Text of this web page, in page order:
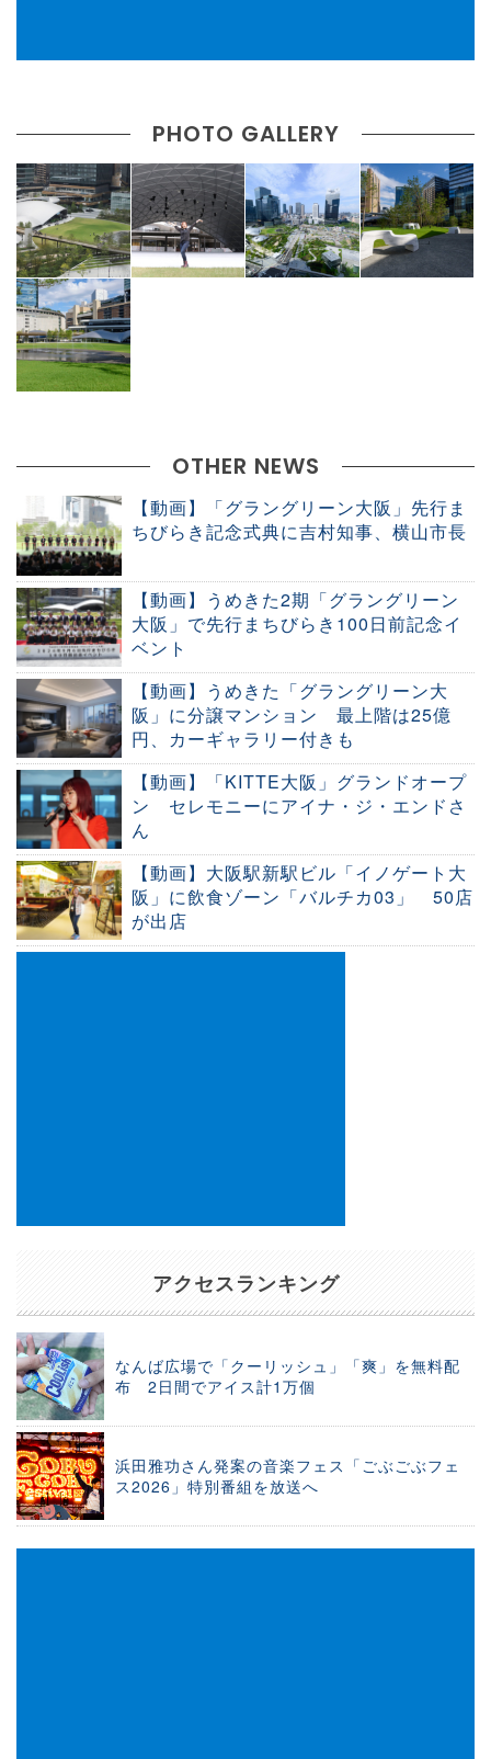
PHOTO GALLERY
OTHER NEWS
【動画】「グラングリーン大阪」先行ま
ちびらき記念式典に吉村知事、横山市長
【動画】うめきた2期「グラングリーン
大阪」で先行まちびらき100日前記念イ
ベント
【動画】うめきた「グラングリーン大
阪」に分譲マンション 最上階は25億
円、カーギャラリー付きも
【動画】「KITTE大阪」グランドオープ
ン セレモニーにアイナ・ジ・エンドさ
ん
【動画】大阪駅新駅ビル「イノゲート大
阪」に飲食ゾーン「バルチカ03」 50店
が出店
アクセスランキング
なんば広場で「クーリッシュ」「爽」を無料配
布 2日間でアイス計1万個
浜田雅功さん発案の音楽フェス「ごぶごぶフェ
ス2026」特別番組を放送へ